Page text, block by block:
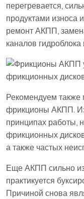
перегревается,
продуктами износа
ремонт АКПП,
каналов гидроблока
Рекомендуем также
фрикционы АКПП. Из
принципах работы,
фрикционных
а также частых
Еще АКПП сильно
практикуется
Причиной снова